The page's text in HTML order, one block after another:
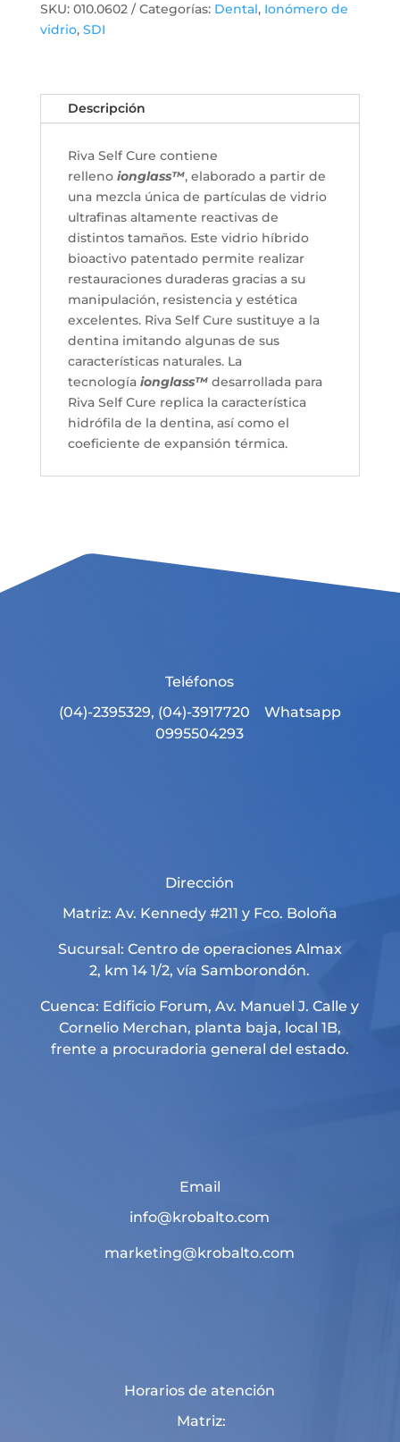
SKU: 010.0602 Categorías: Dental, Ionómero de
vidrio, SDI
Descripción
Riva Self Cure contiene
relleno ionglass™, elaborado a partir de
una mezcla única de partículas de vidrio
ultrafinas altamente reactivas de
distintos tamaños. Este vidrio híbrido
bioactivo patentado permite realizar
restauraciones duraderas gracias a su
manipulación, resistencia y estética
excelentes. Riva Self Cure sustituye a la
dentina imitando algunas de sus
características naturales. La
tecnología ionglass™ desarrollada para
Riva Self Cure replica la característica
hidrófila de la dentina, así como el
coeficiente de expansión térmica.
Teléfonos
(04)-2395329, (04)-3917720 Whatsapp
0995504293
Dirección
Matriz: Av. Kennedy #211 y Fco. Boloña
Sucursal: Centro de operaciones Almax
2, km 14 1/2, vía Samborondón.
Cuenca: Edificio Forum, Av. Manuel J. Calle y
Cornelio Merchan, planta baja, local 1B,
frente a procuradoria general del estado.
Email
info@krobalto.com
marketing@krobalto.com
Horarios de atención
Matriz: